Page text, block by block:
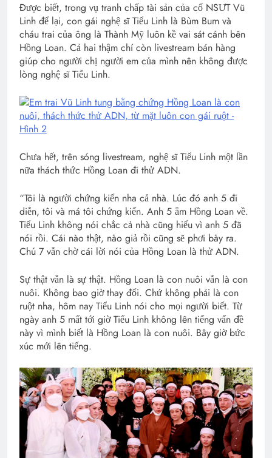
Được biết, trong vụ tranh chấp tài sản của cố NSƯT Vũ
Linh để lại, con gái nghệ sĩ Tiểu Linh là Bùm Bum và
cháu trai của ông là Thành Mỹ luôn kề vai sát cánh bên
Hồng Loan. Cả hai thậm chí còn livestream bán hàng
giúp cho người chị người em của mình nên không được
lòng nghệ sĩ Tiểu Linh.
Chưa hết, trên sóng livestream, nghệ sĩ Tiểu Linh một lần
nữa thách thức Hồng Loan đi thử ADN.
“Tôi là người chứng kiến nha cả nhà. Lúc đó anh 5 đi
diễn, tôi và má tôi chứng kiến. Anh 5 ẵm Hồng Loan về.
Tiểu Linh không nói chắc cả nhà cũng hiểu vì anh 5 đã
nói rồi. Cái nào thật, nào giả rồi cũng sẽ phơi bày ra.
Chú 7 vẫn chờ cái lời nói của Hồng Loan là thử ADN.
Sự thật vẫn là sự thật. Hồng Loan là con nuôi vẫn là con
nuôi. Không bao giờ thay đổi. Chứ không phải là con
ruột nha, hôm nay Tiểu Linh nói cho mọi người biết. Từ
ngày anh 5 mất tới giờ Tiểu Linh không lên tiếng vấn đề
này vì mình biết là Hồng Loan là con nuôi. Bây giờ bức
xúc mới lên tiếng.